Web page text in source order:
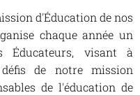
d'Éducation de nos
chaque année un
Éducateurs, visant à
de notre mission
de l'éducation de